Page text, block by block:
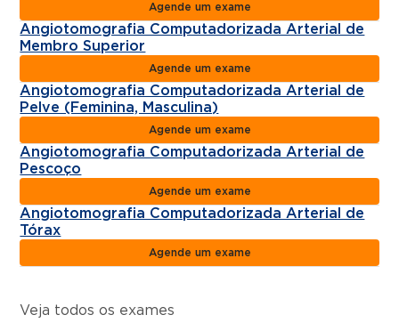
Agende um exame
Angiotomografia Computadorizada Arterial de
Membro Superior
Agende um exame
Angiotomografia Computadorizada Arterial de
Pelve (Feminina, Masculina)
Agende um exame
Angiotomografia Computadorizada Arterial de
Pescoço
Agende um exame
Angiotomografia Computadorizada Arterial de
Tórax
Agende um exame
Veja todos os exames